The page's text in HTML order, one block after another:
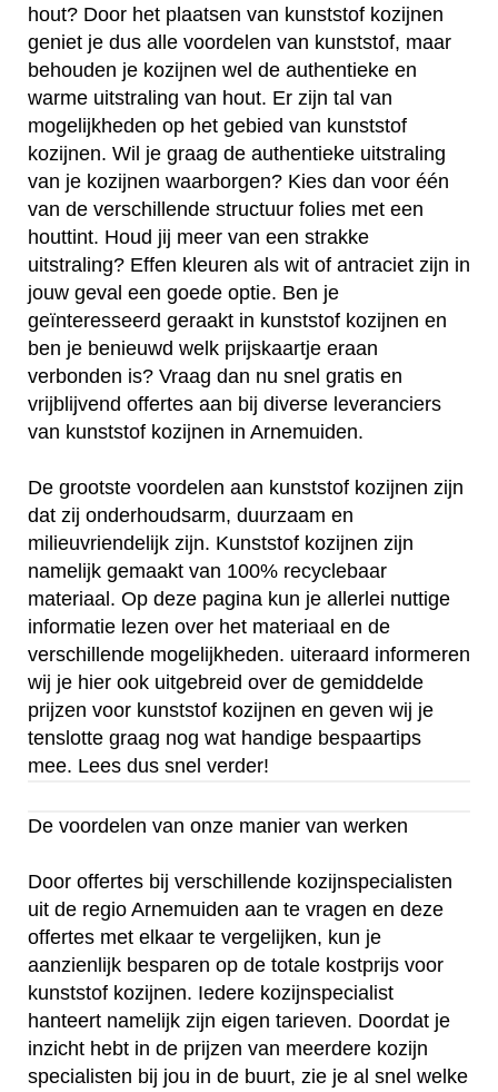
hout? Door het plaatsen van kunststof kozijnen
geniet je dus alle voordelen van kunststof, maar
behouden je kozijnen wel de authentieke en
warme uitstraling van hout. Er zijn tal van
mogelijkheden op het gebied van kunststof
kozijnen. Wil je graag de authentieke uitstraling
van je kozijnen waarborgen? Kies dan voor één
van de verschillende structuur folies met een
houttint. Houd jij meer van een strakke
uitstraling? Effen kleuren als wit of antraciet zijn in
jouw geval een goede optie. Ben je
geïnteresseerd geraakt in kunststof kozijnen en
ben je benieuwd welk prijskaartje eraan
verbonden is? Vraag dan nu snel gratis en
vrijblijvend offertes aan bij diverse leveranciers
van kunststof kozijnen in Arnemuiden.
De grootste voordelen aan kunststof kozijnen zijn
dat zij onderhoudsarm, duurzaam en
milieuvriendelijk zijn. Kunststof kozijnen zijn
namelijk gemaakt van 100% recyclebaar
materiaal. Op deze pagina kun je allerlei nuttige
informatie lezen over het materiaal en de
verschillende mogelijkheden. uiteraard informeren
wij je hier ook uitgebreid over de gemiddelde
prijzen voor kunststof kozijnen en geven wij je
tenslotte graag nog wat handige bespaartips
mee. Lees dus snel verder!
De voordelen van onze manier van werken
Door offertes bij verschillende kozijnspecialisten
uit de regio Arnemuiden aan te vragen en deze
offertes met elkaar te vergelijken, kun je
aanzienlijk besparen op de totale kostprijs voor
kunststof kozijnen. Iedere kozijnspecialist
hanteert namelijk zijn eigen tarieven. Doordat je
inzicht hebt in de prijzen van meerdere kozijn
specialisten bij jou in de buurt, zie je al snel welke